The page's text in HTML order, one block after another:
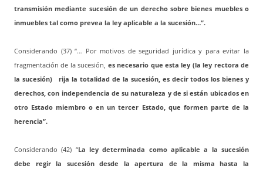
transmisión mediante sucesión de un derecho sobre bienes muebles o
inmuebles tal como prevea la ley aplicable a la sucesión…”.
Considerando (37) “… Por motivos de seguridad jurídica y para evitar la
fragmentación de la sucesión, es necesario que esta ley (la ley rectora de
la sucesión) rija la totalidad de la sucesión, es decir todos los bienes y
derechos, con independencia de su naturaleza y de si están ubicados en
otro Estado miembro o en un tercer Estado, que formen parte de la
herencia”.
Considerando (42) “La ley determinada como aplicable a la sucesión
debe regir la sucesión desde la apertura de la misma hasta la